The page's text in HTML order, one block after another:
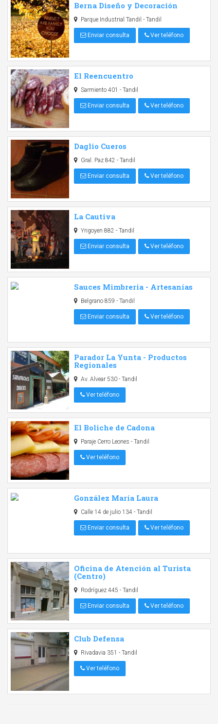
Berna Diseño y Decoración
Parque Industrial Tandil - Tandil
Enviar consulta Ver teléfono
El Reencuentro
Sarmiento 401 - Tandil
Enviar consulta Ver teléfono
Daglio Cueros
Gral. Paz 842 - Tandil
Enviar consulta Ver teléfono
La Cautiva
Yrigoyen 882 - Tandil
Enviar consulta Ver teléfono
Sauces Mimbreria - Artesanías
Belgrano 859 - Tandil
Enviar consulta Ver teléfono
Parador La Yunta - Productos
Regionales
Av. Alvear 530 - Tandil
Ver teléfono
El Boliche de Cadona
Paraje Cerro Leones - Tandil
Ver teléfono
González María Laura
Calle 14 de julio 134 - Tandil
Enviar consulta Ver teléfono
Oficina de Atención al Turista
(Centro)
Rodríguez 445 - Tandil
Enviar consulta Ver teléfono
Club Defensa
Rivadavia 351 - Tandil
Ver teléfono